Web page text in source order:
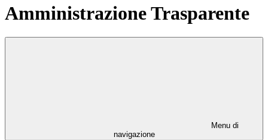
Amministrazione Trasparente
Menu di
navigazione